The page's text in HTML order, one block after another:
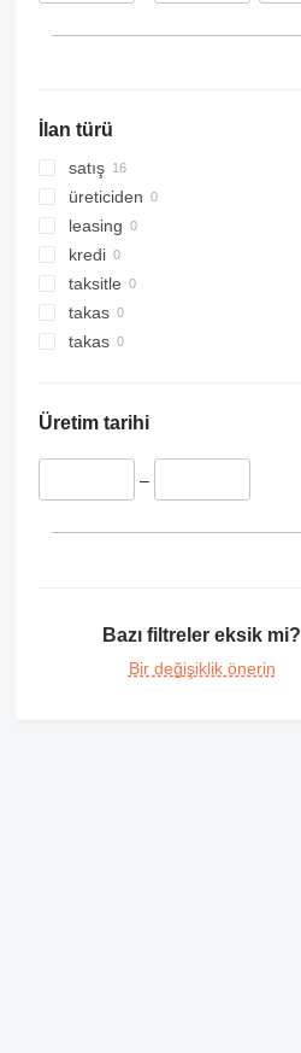
324
325
326
329
330
336
340
345
365
374
432
İlan türü
satış
üreticiden
leasing
kredi
taksitle
takas
takas
Üretim tarihi
–
Bazı filtreler eksik mi?
Bir değişiklik önerin